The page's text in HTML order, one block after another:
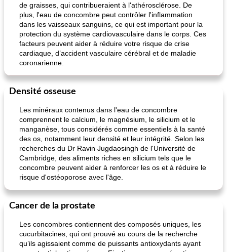
de graisses, qui contribueraient à l'athérosclérose. De
plus, l'eau de concombre peut contrôler l'inflammation
dans les vaisseaux sanguins, ce qui est important pour la
protection du système cardiovasculaire dans le corps. Ces
facteurs peuvent aider à réduire votre risque de crise
cardiaque, d’accident vasculaire cérébral et de maladie
coronarienne.
Densité osseuse
Les minéraux contenus dans l'eau de concombre
comprennent le calcium, le magnésium, le silicium et le
manganèse, tous considérés comme essentiels à la santé
des os, notamment leur densité et leur intégrité. Selon les
recherches du Dr Ravin Jugdaosingh de l'Université de
Cambridge, des aliments riches en silicium tels que le
concombre peuvent aider à renforcer les os et à réduire le
risque d'ostéoporose avec l'âge.
Cancer de la prostate
Les concombres contiennent des composés uniques, les
cucurbitacines, qui ont prouvé au cours de la recherche
qu’ils agissaient comme de puissants antioxydants ayant